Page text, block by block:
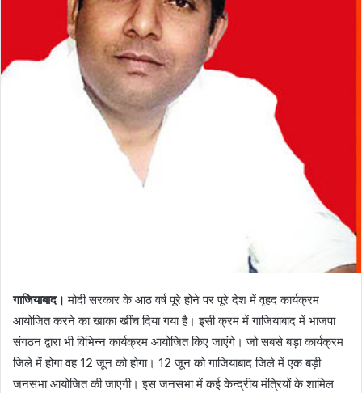
गाजियाबाद। मोदी सरकार के आठ वर्ष पूरे होने पर पूरे देश में वृहद कार्यक्रम
आयोजित करने का खाका खींच दिया गया है। इसी क्रम में गाजियाबाद में भाजपा
संगठन द्वारा भी विभिन्न कार्यक्रम आयोजित किए जाएंगे। जो सबसे बड़ा कार्यक्रम
जिले में होगा वह 12 जून को होगा। 12 जून को गाजियाबाद जिले में एक बड़ी
जनसभा आयोजित की जाएगी। इस जनसभा में कई केन्द्रीय मंत्रियों के शामिल